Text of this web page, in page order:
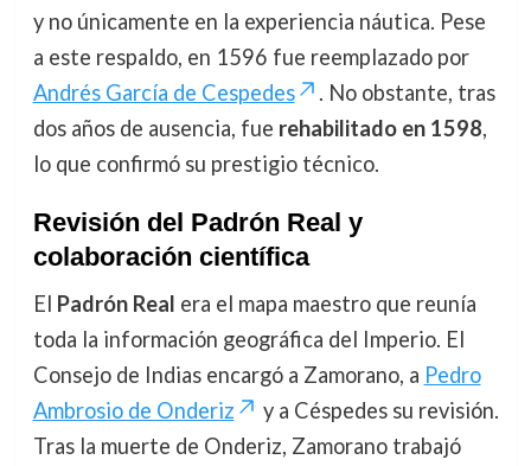
y no únicamente en la experiencia náutica. Pese
a este respaldo, en 1596 fue reemplazado por
Andrés García de Cespedes
. No obstante, tras
dos años de ausencia, fue rehabilitado en 1598,
lo que confirmó su prestigio técnico.
Revisión del Padrón Real y
colaboración científica
El Padrón Real era el mapa maestro que reunía
toda la información geográfica del Imperio. El
Consejo de Indias encargó a Zamorano, a Pedro
Ambrosio de Onderiz
y a Céspedes su revisión.
Tras la muerte de Onderiz, Zamorano trabajó